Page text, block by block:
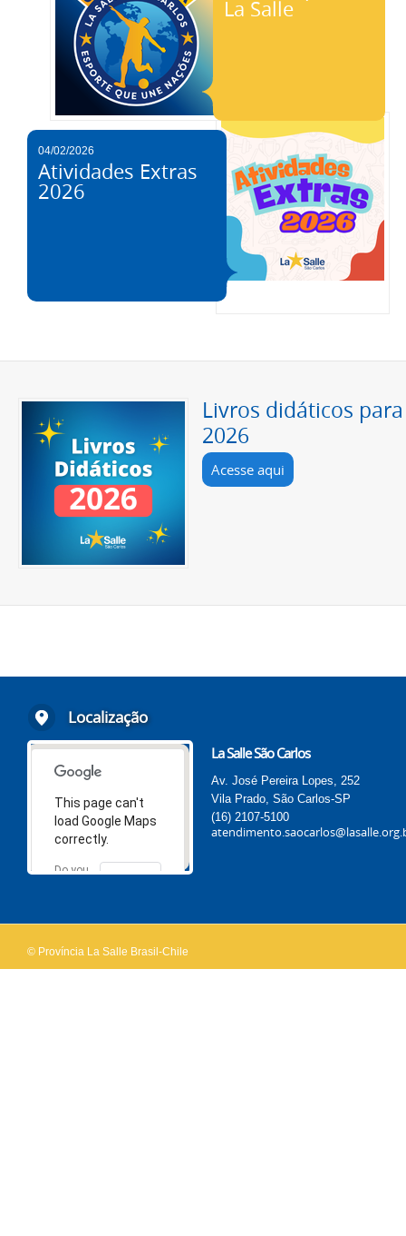
La Salle
04/02/2026
Atividades Extras
2026
Livros didáticos para
2026
Acesse aqui
Localização
This page can't
load Google Maps
correctly.
Do you
OK
La Salle São Carlos
Av. José Pereira Lopes, 252
Vila Prado, São Carlos-SP
(16) 2107-5100
© Província La Salle Brasil-Chile